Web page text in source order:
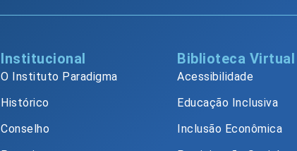
Institucional
O Instituto Paradigma
Histórico
Conselho
Biblioteca Virtual
Acessibilidade
Educação Inclusiva
Inclusão Econômica